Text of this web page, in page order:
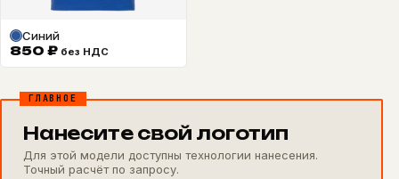
Синий
850 ₽ без НДС
ГЛАВНОЕ
Нанесите свой логотип
Для этой модели доступны технологии нанесения.
Точный расчёт по запросу.